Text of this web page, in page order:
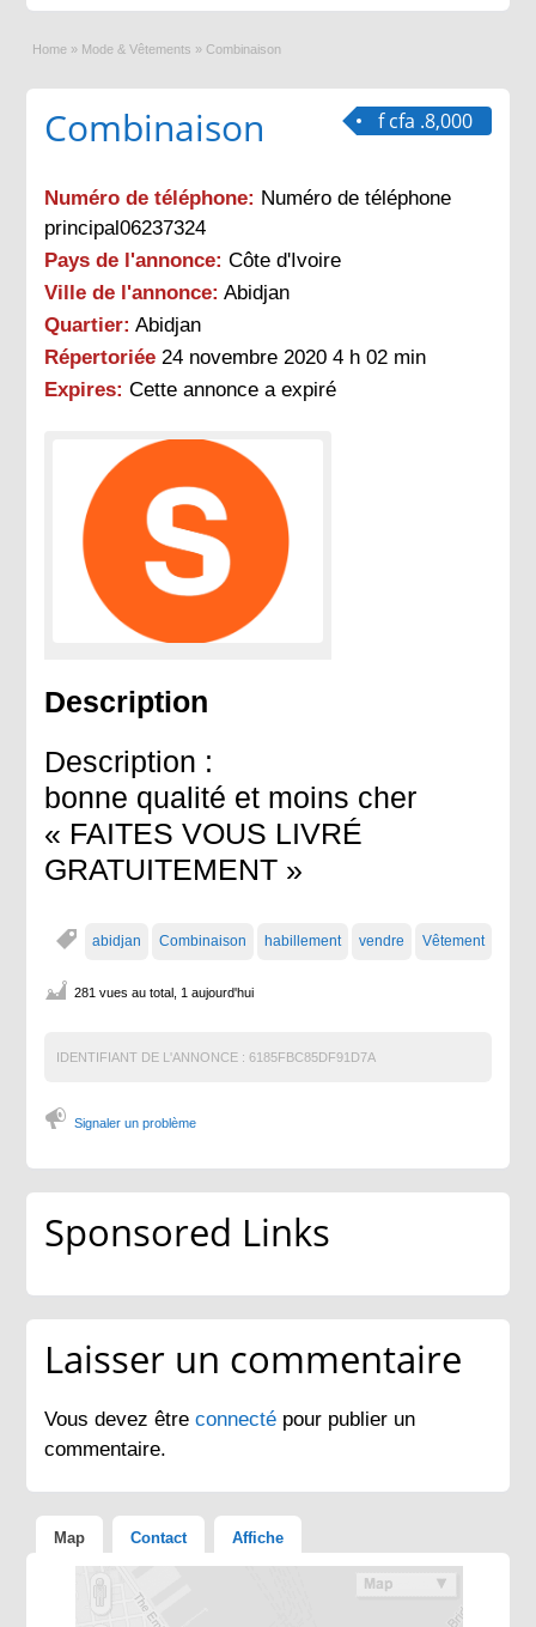
Home » Mode & Vêtements » Combinaison
f cfa .8,000
Combinaison
Numéro de téléphone: Numéro de téléphone
principal06237324
Pays de l'annonce: Côte d'Ivoire
Ville de l'annonce: Abidjan
Quartier: Abidjan
Répertoriée 24 novembre 2020 4 h 02 min
Expires: Cette annonce a expiré
Description
Description :
bonne qualité et moins cher
« FAITES VOUS LIVRÉ
GRATUITEMENT »
abidjan Combinaison habillement vendre Vêtement
281 vues au total, 1 aujourd'hui
IDENTIFIANT DE L'ANNONCE : 6185FBC85DF91D7A
Signaler un problème
Sponsored Links
Laisser un commentaire
Vous devez êtreconnecté pour publier un
commentaire.
Map Contact Affiche